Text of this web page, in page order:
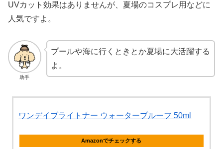
UVカット効果はありませんが、夏場のコスプレ用などに
人気ですよ。
助手
プールや海に行くときとか夏場に大活躍する
よ。
ワンデイブライトナー ウォータープルーフ 50ml
Amazonでチェックする